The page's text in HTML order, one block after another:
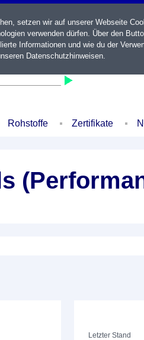
Rohstoffe Zertifikate
Letzter Stand
setzen wir auf unserer Webseite
verwenden dürfen. Über den
Informationen und wie du der
Datenschutzhinweisen.